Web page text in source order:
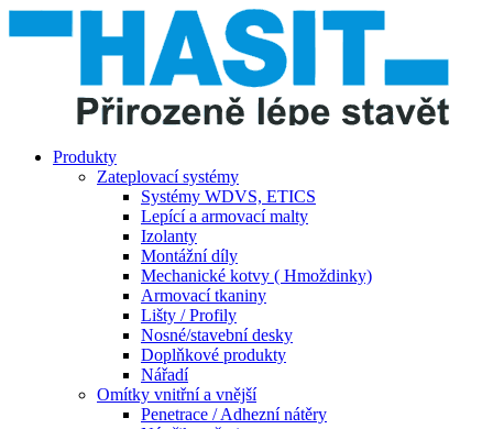
Produkty
Zateplovací systémy
Systémy WDVS, ETICS
Lepící a armovací malty
Izolanty
Montážní díly
Mechanické kotvy ( Hmoždinky)
Armovací tkaniny
Lišty / Profily
Nosné/stavební desky
Doplňkové produkty
Nářadí
Omítky vnitřní a vnější
Penetrace / Adhezní nátěry